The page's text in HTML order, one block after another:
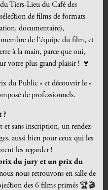
Tiers-Lieu du Café des
de films de formats
documentaire),
membre de l’équipe du film, et
à la main, parce que oui,
votre plus grand plaisir ! 🍷
du Public » et découvrir le «
de professionnels.
?
sans inscription, un rendez-
aussi bien pour ceux qui les
les regarder !
du jury et un prix du
nous retrouvons en salle de
des 6 films primés 🏆🎬